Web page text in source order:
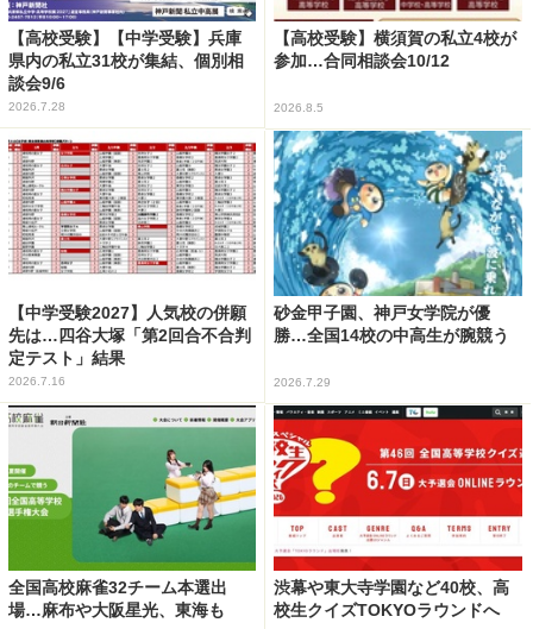
【高校受験】【中学受験】兵庫
県内の私立31校が集結、個別相
談会9/6
2026.7.28
【高校受験】横須賀の私立4校が
参加…合同相談会10/12
2026.8.5
【中学受験2027】人気校の併願
先は…四谷大塚「第2回合不合判
定テスト」結果
2026.7.16
砂金甲子園、神戸女学院が優
勝…全国14校の中高生が腕競う
2026.7.29
全国高校麻雀32チーム本選出
場…麻布や大阪星光、東海も
渋幕や東大寺学園など40校、高
校生クイズTOKYOラウンドへ